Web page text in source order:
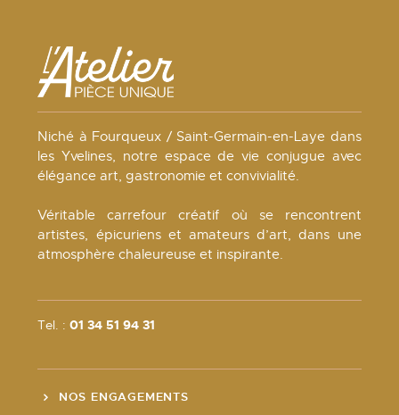
Niché à Fourqueux / Saint-Germain-en-Laye dans
les Yvelines, notre espace de vie conjugue avec
élégance art, gastronomie et convivialité.
Véritable carrefour créatif où se rencontrent
artistes, épicuriens et amateurs d’art, dans une
atmosphère chaleureuse et inspirante.
Tel. :01 34 51 94 31
NOS ENGAGEMENTS